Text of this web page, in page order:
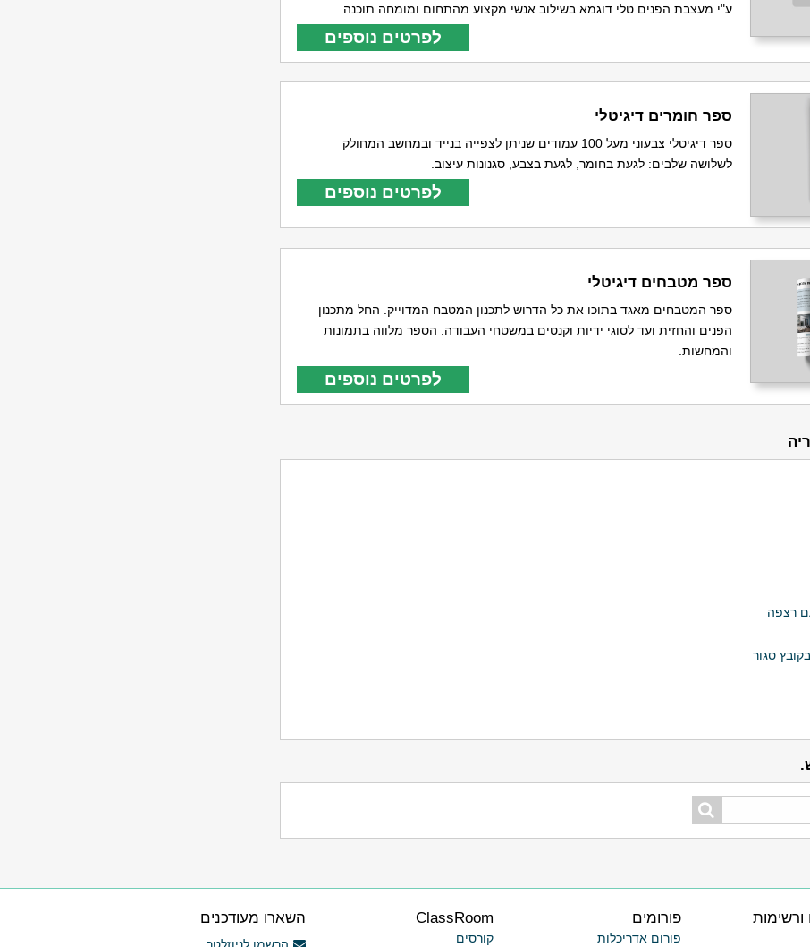
ע"י מעצבת הפנים טלי דוגמא בשילוב אנשי מקצוע מהתחום ומומחה תוכנה.
לפרטים נוספים
ספר חומרים דיגיטלי
ספר דיגיטלי צבעוני מעל 100 עמודים שניתן לצפייה בנייד ובמחשב המחולק
לשלושה שלבים: לגעת בחומר, לגעת בצבע, סגנונות עיצוב.
לפרטים נוספים
ספר מטבחים דיגיטלי
ספר המטבחים מאגד בתוכו את כל הדרוש לתכנון המטבח המדוייק. החל מתכנון
הפנים והחזית ועד לסוגי ידיות וקנטים במשטחי העבודה. הספר מלווה בתמונות
והמחשות.
לפרטים נוספים
רצפה
סגור
השארו מעודכנים
הרשמו לניוזלטר
ClassRoom
קורסים
פורומים
פורום אדריכלות
ורשימות